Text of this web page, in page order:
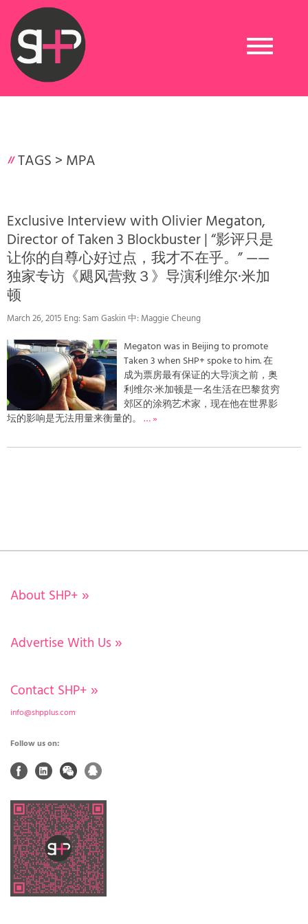
Toggle
navigation
TAGS > MPA
Exclusive Interview with Olivier Megaton,
Director of Taken 3 Blockbuster | “影评只是
让你的自尊心好过点，我才不在乎。” ——
独家专访《飓风营救３》导演利维尔·米加
顿
March 26, 2015 Eng: Sam Gaskin 中: Maggie Cheung
Megaton was in Beijing to promote
Taken 3 when SHP+ spoke to him. 在
成为票房最有保证的大导演之前，奥
利维尔·米加顿是一名生活在巴黎贫穷
郊区的涂鸦艺术家，现在他在世界影
坛的影响是无法用量来衡量的。 … »
About SHP+ »
Advertise With Us »
Contact SHP+ »
info@shpplus.com
Follow us on: